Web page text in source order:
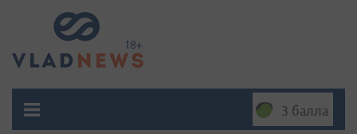
3 балла